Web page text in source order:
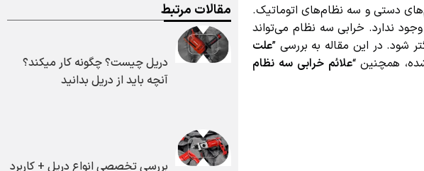
دستی و سه نظام‌های اتوماتیک.
ندارد. خرابی سه نظام می‌تواند
در این مقاله به بررسی ” علت
همچنین “ علائم خرابی سه نظام
مقالات مرتبط
دریل چیست؟ چگونه کار میکند؟
آنچه باید از دریل بدانید
بررسی تخصصی انواع دریل + کاربرد